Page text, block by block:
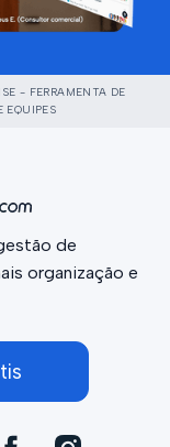
- FERRAMENTA DE
EQUIPES
de
organização e